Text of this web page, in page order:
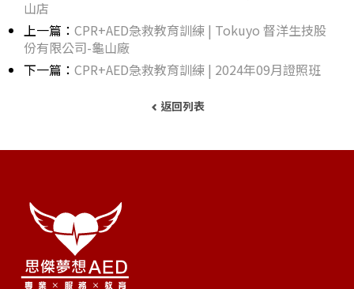
山店
上一篇： CPR+AED急救教育訓練 | Tokuyo 督洋生技股
份有限公司-龜山廠
下一篇： CPR+AED急救教育訓練 | 2024年09月證照班
返回列表